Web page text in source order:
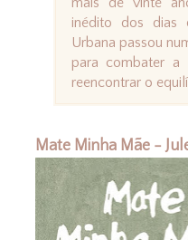
inédito dos dias
Urbana passou
para combater a
reencontrar o
Mate Minha Mãe -